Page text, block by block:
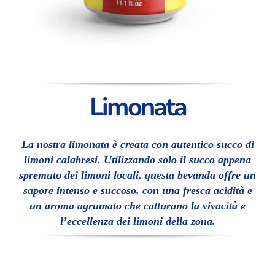
Limonata
La nostra limonata è creata con autentico succo di
limoni calabresi. Utilizzando solo il succo appena
spremuto dei limoni locali, questa bevanda offre un
sapore intenso e succoso, con una fresca acidità e
un aroma agrumato che catturano la vivacità e
l’eccellenza dei limoni della zona.